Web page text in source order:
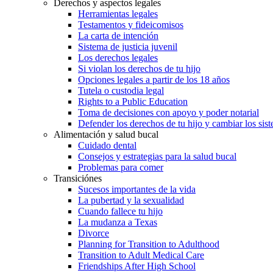
Derechos y aspectos legales
Herramientas legales
Testamentos y fideicomisos
La carta de intención
Sistema de justicia juvenil
Los derechos legales
Si violan los derechos de tu hijo
Opciones legales a partir de los 18 años
Tutela o custodia legal
Rights to a Public Education
Toma de decisiones con apoyo y poder notarial
Defender los derechos de tu hijo y cambiar los
Alimentación y salud bucal
Cuidado dental
Consejos y estrategias para la salud bucal
Problemas para comer
Transiciónes
Sucesos importantes de la vida
La pubertad y la sexualidad
Cuando fallece tu hijo
La mudanza a Texas
Divorce
Planning for Transition to Adulthood
Transition to Adult Medical Care
Friendships After High School